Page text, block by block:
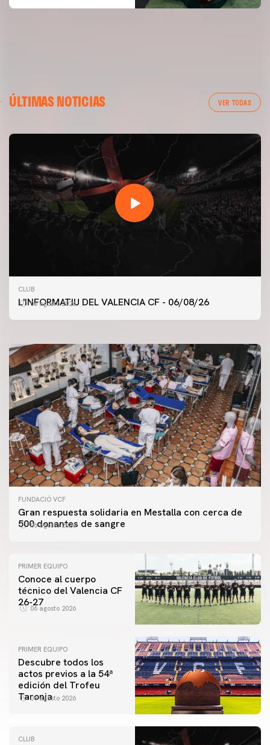
ÚLTIMAS NOTICIAS VER TODAS
CLUB
L'INFORMATIU DEL VALENCIA CF - 06/08/26
06 agosto 2026
PRIMER EQUIPO
ENTRENAMIENTO DEL VALENCIA CF 6/8/2026
FUNDACIÓ VCF
Gran respuesta solidaria en Mestalla con cerca de
500 donantes de sangre
06 agosto 2026
PRIMER EQUIPO
Conoce al cuerpo
técnico del Valencia CF
26-27
06 agosto 2026
PRIMER EQUIPO
Descubre todos los
actos previos a la 54ª
edición del Trofeu
Taronja
06 agosto 2026
CLUB